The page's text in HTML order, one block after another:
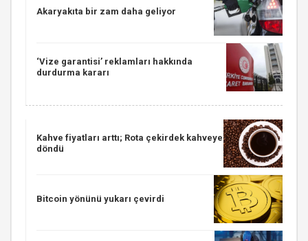
Akaryakıta bir zam daha geliyor
‘Vize garantisi’ reklamları hakkında
durdurma kararı
Kahve fiyatları arttı; Rota çekirdek kahveye
döndü
Bitcoin yönünü yukarı çevirdi